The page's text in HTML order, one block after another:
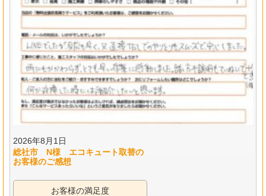
2026年8月1日
総社市 N様 エコキュート取替の
お客様のご感想
お客様の満足度